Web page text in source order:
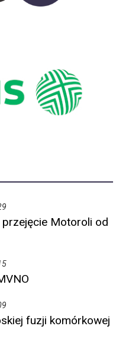
przejęcie Motoroli od
fuzji komórkowej